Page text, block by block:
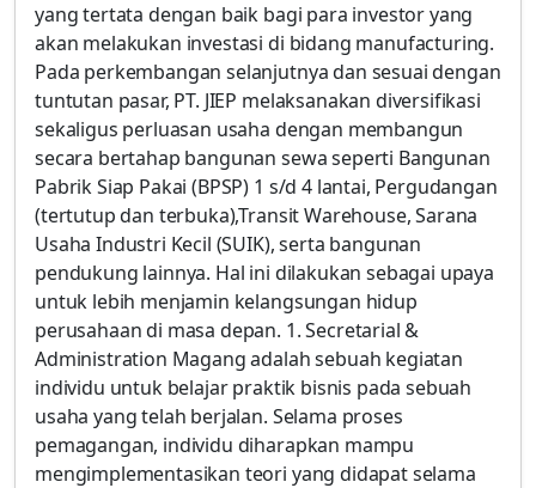
yang tertata dengan baik bagi para investor yang
akan melakukan investasi di bidang manufacturing.
Pada perkembangan selanjutnya dan sesuai dengan
tuntutan pasar, PT. JIEP melaksanakan diversifikasi
sekaligus perluasan usaha dengan membangun
secara bertahap bangunan sewa seperti Bangunan
Pabrik Siap Pakai (BPSP) 1 s/d 4 lantai, Pergudangan
(tertutup dan terbuka),Transit Warehouse, Sarana
Usaha Industri Kecil (SUIK), serta bangunan
pendukung lainnya. Hal ini dilakukan sebagai upaya
untuk lebih menjamin kelangsungan hidup
perusahaan di masa depan. 1. Secretarial &
Administration Magang adalah sebuah kegiatan
individu untuk belajar praktik bisnis pada sebuah
usaha yang telah berjalan. Selama proses
pemagangan, individu diharapkan mampu
mengimplementasikan teori yang didapat selama